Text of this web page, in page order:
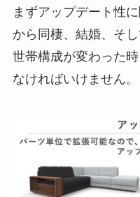
まずアップデート性
から同棲、結婚、そ
世帯構成が変わった
なければいけません。